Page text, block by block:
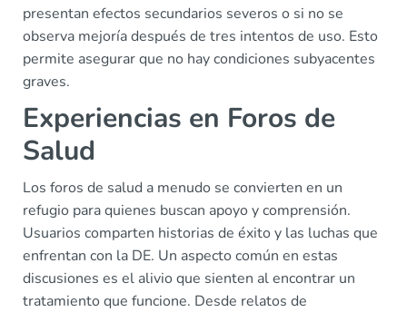
presentan efectos secundarios severos o si no se
observa mejoría después de tres intentos de uso. Esto
permite asegurar que no hay condiciones subyacentes
graves.
Experiencias en Foros de
Salud
Los foros de salud a menudo se convierten en un
refugio para quienes buscan apoyo y comprensión.
Usuarios comparten historias de éxito y las luchas que
enfrentan con la DE. Un aspecto común en estas
discusiones es el alivio que sienten al encontrar un
tratamiento que funcione. Desde relatos de